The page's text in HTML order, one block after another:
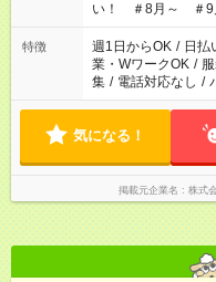
い！ ＃8月～ ＃9
特徴 週1日からOK / 日払
業・WワークOK /
集 / 電話対応なし /
気になる！
掲載元企業名 株式